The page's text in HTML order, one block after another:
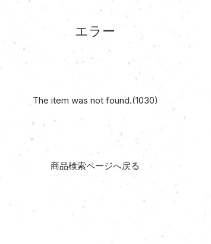
エラー
The item was not found.(1030)
商品検索ページへ戻る